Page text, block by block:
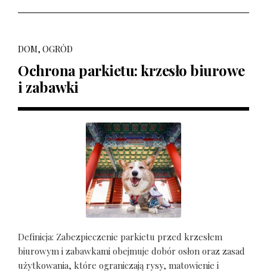
DOM, OGRÓD
Ochrona parkietu: krzesło biurowe
i zabawki
Definicja: Zabezpieczenie parkietu przed krzesłem
biurowym i zabawkami obejmuje dobór osłon oraz zasad
użytkowania, które ograniczają rysy, matowienie i